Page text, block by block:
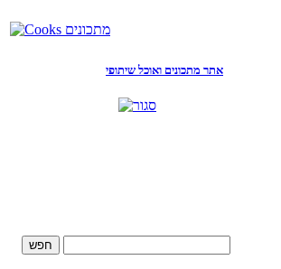
אתר מתכונים ואוכל שיתופי